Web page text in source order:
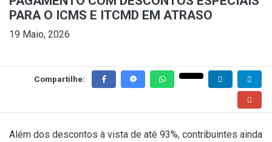
PARA O ICMS E ITCMD EM ATRASO
19 Maio, 2026
Compartilhe:
Além dos descontos à vista de até 93%, contribuintes ainda